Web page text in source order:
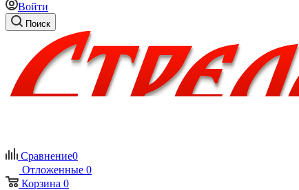
Войти
Поиск
Сравнение0
Отложенные 0
Корзина 0